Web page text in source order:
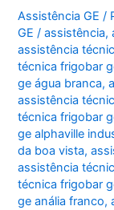
Assistência GE /
GE/assistência,
assistência
técnica frigobar
ge água branca,
assistência
técnica frigobar
ge alphaville
da boa vista,
assistência
técnica frigobar
ge anália franco,